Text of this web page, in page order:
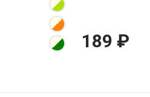
189 ₽